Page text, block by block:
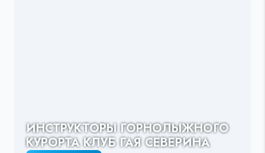
ИНСТРУКТОРЫ ГОРНОЛЫЖНОГО
КУРОРТА КЛУБ ГАЯ СЕВЕРИНА